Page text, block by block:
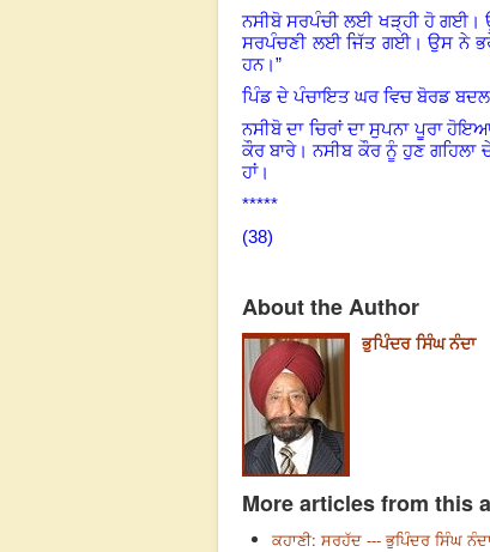
ਨਸੀਬੋ ਸਰਪੰਚੀ ਲਈ ਖੜ੍ਹੀ ਹੋ ਗਈ।
ਸਰਪੰਚਣੀ ਲਈ ਜਿੱਤ ਗਈ। ਉਸ ਨੇ
ਹਨ।”
ਪਿੰਡ ਦੇਪੰਚਾਇਤ ਘਰਵਿਚਬੋਰਡ ਬਦਲ
ਨਸੀਬੋ ਦਾ ਚਿਰਾਂ ਦਾ ਸੁਪਨਾ ਪੂਰਾ
ਕੌਰ ਬਾਰੇ। ਨਸੀਬ ਕੌਰ ਨੂੰ ਹੁਣ
ਹਾਂ।
*****
(38)
About the Author
ਭੁਪਿੰਦਰ ਸਿੰਘ ਨੰਦਾ
More articles from this
ਕਹਾਣੀ: ਸਰਹੱਦ --- ਭੁਪਿੰਦਰ ਸਿੰਘ